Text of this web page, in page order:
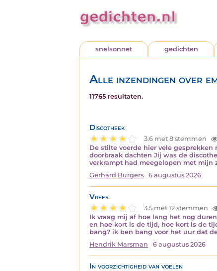
snelsonnet gedichten
Alle inzendingen over
11765 resultaten.
Discotheek
3.6 met 8 stemmen
De stilte voerde hier vele
doorbraak dachten Jij was de
verkrampt had meegelopen met
Gerhard Burgers
6 augustus 2026
Vrees
3.5 met 12 stemmen
Ik vraag mij af hoe lang het nog
en hoe kort is de tijd, hoe kort is de
bang? ik ben bang voor het uur dat
Hendrik Marsman
6 augustus 2026
In voorzichtigheid van voelen